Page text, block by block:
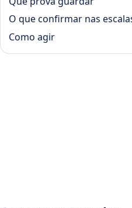
O que confirmar nas
Como agir